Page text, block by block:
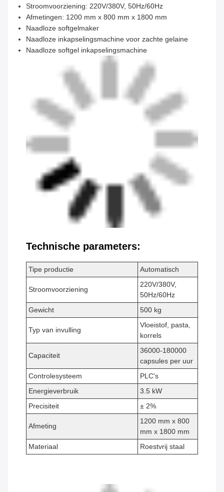
Stroomvoorziening: 220V/380V, 50Hz/60Hz
Afmetingen: 1200 mm x 800 mm x 1800 mm
Naadloze softgelmaker
Naadloze inkapselingsmachine voor zachte gelaine
Naadloze softgel inkapselingsmachine
Technische parameters:
Tipe productie Automatisch
Stroomvoorziening
220V/380V,
50Hz/60Hz
Gewicht
500 kg
Typ van invulling
Vloeistof, pasta,
korrels
Capaciteit
36000-180000
capsules per uur
Controlesysteem
PLC's
Energieverbruik
3.5 kW
Precisiteit
± 2%
Afmeting
1200 mm x 800
mm x 1800 mm
Materiaal
Roestvrij staal